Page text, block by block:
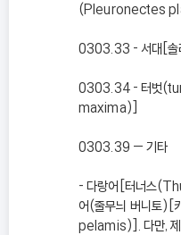
(Pleuronectes
0303.33 - 서대[
0303.34 - 터벗
maxima)]
0303.39 — 기타
- 다랑어[터너스
어(줄무늬 버니토)[
pelamis)]. 다만,